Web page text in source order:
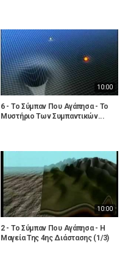
10:00
6 - Το Σύμπαν Που Αγάπησα - Το
Μυστήριο Των Συμπαντικών...
10:00
2 - Το Σύμπαν Που Αγάπησα - Η
Μαγεία Της 4ης Διάστασης (1/3)